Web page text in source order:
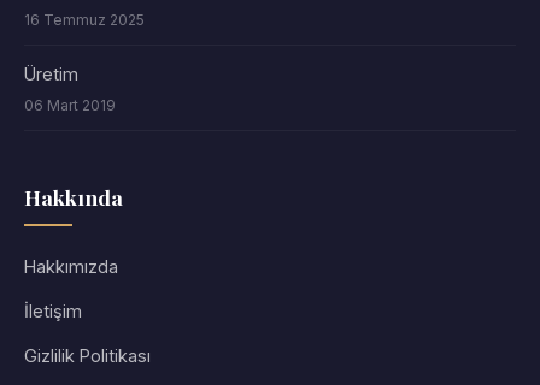
16 Temmuz 2025
Üretim
06 Mart 2019
Hakkında
Hakkımızda
İletişim
Gizlilik Politikası